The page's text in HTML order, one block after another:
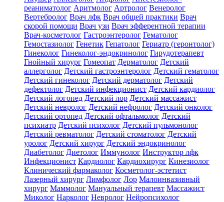
реаниматолог Аритмолог Артролог Венеролог
Вертебролог Врач лфк Врач общей практики Врач
скорой помощи Врач узи Врач эфферентной терапии
Врач-косметолог Гастроэнтеролог Гематолог
Гемостазиолог Генетик Гепатолог Гериатр (геронтолог)
Гинеколог Гинеколог-эндокринолог Гирудотерапевт
Гнойный хирург Гомеопат Дерматолог Детский
аллерголог Детский гастроэнтеролог Детский гематолог
Детский гинеколог Детский дерматолог Детский
дефектолог Детский инфекционист Детский кардиолог
Детский логопед Детский лор Детский массажист
Детский невролог Детский нефролог Детский онколог
Детский ортопед Детский офтальмолог Детский
психиатр Детский психолог Детский пульмонолог
Детский ревматолог Детский стоматолог Детский
уролог Детский хирург Детский эндокринолог
Диабетолог Диетолог Иммунолог Инструктор лфк
Инфекционист Кардиолог Кардиохирург Кинезиолог
Клинический фармаколог Косметолог-эстетист
Лазерный хирург Лимфолог Лор Малоинвазивный
хирург Маммолог Мануальный терапевт Массажист
Миколог Нарколог Невролог Нейропсихолог